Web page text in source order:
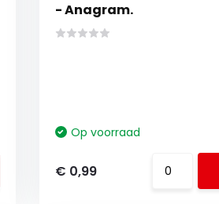
- Anagram.
Op voorraad
€ 0,99